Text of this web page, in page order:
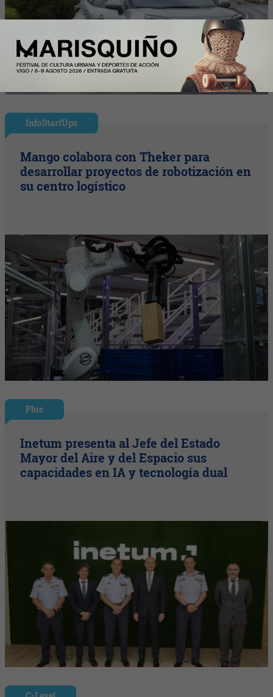
InfoStartUps
Mango colabora con Theker para
desarrollar proyectos de robotización en
su centro logístico
Plus
Inetum presenta al Jefe del Estado
Mayor del Aire y del Espacio sus
capacidades en IA y tecnología dual